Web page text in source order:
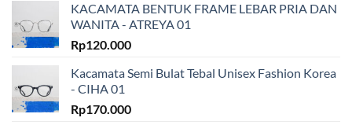
KACAMATA BENTUK FRAME LEBAR PRIA DAN
WANITA - ATREYA 01
Rp120.000
Kacamata Semi Bulat Tebal Unisex Fashion Korea
- CIHA 01
Rp170.000